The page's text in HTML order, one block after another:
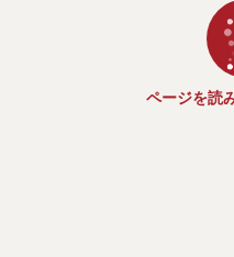
ページを読